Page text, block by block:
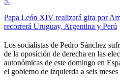
Papa León XIV realizará gira por
recorrerá Uruguay, Argentina y Perú
Los socialistas de Pedro Sánchez
de la oposición de derecha en las
autonómicas de este domingo en
el gobierno de izquierda a seis